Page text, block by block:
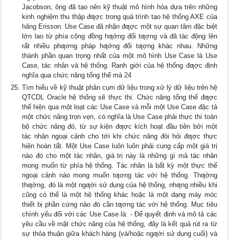
Jacobson, ông đã tạo nên kỹ thuật mô hình hóa dựa trên những
kinh nghiệm thu thập đƣợc trong quá trình tạo hệ thống AXE của
hãng Erisson. Use Case đã nhận đƣợc một sự quan tâm đặc biệt
lớn lao từ phía cộng đồng hƣớng đối tƣợng và đã tác động lên
rất nhiều phƣơng pháp hƣớng đối tƣợng khác nhau. Những
thành phần quan trọng nhất của một mô hình Use Case là Use
Case, tác nhân và hệ thống. Ranh giới của hệ thống đƣợc định
nghĩa qua chức năng tổng thể mà 24
Tìm hiểu về kỹ thuật phân cụm dữ liệu trong xử lý dữ liệu trên hệ
QTCDL Oracle hệ thống sẽ thực thi. Chức năng tổng thể đƣợc
thể hiện qua một loạt các Use Case và mỗi một Use Case đặc tả
một chức năng trọn vẹn, có nghĩa là Use Case phải thực thi toàn
bộ chức năng đó, từ sự kiện đƣợc kích hoạt đầu tiên bởi một
tác nhân ngoại cảnh cho tới khi chức năng đòi hỏi đƣợc thực
hiện hoàn tất. Một Use Case luôn luôn phải cung cấp một giá trị
nào đó cho một tác nhân, giá trị này là những gì mà tác nhân
mong muốn từ phía hệ thống. Tác nhân là bất kỳ một thực thể
ngoại cảnh nào mong muốn tƣơng tác với hệ thống. Thƣờng
thƣờng, đó là một ngƣời sử dụng của hệ thống, nhƣng nhiều khi
cũng có thể là một hệ thống khác hoặc là một dạng máy móc
thiết bị phần cứng nào đó cần tƣơng tác với hệ thống. Mục tiêu
chính yếu đối với các Use Case là: - Để quyết định và mô tả các
yêu cầu về mặt chức năng của hệ thống, đây là kết quả rút ra từ
sự thỏa thuận giữa khách hàng (và/hoặc ngƣời sử dụng cuối) và